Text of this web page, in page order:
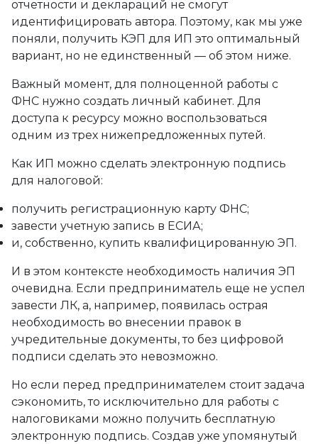
отчетности и деклараций не смогут
идентифицировать автора. Поэтому, как мы уже
поняли, получить КЭП для ИП это оптимальный
вариант, но не единственный — об этом ниже.
Важный момент, для полноценной работы с
ФНС нужно создать личный кабинет. Для
доступа к ресурсу можно воспользоваться
одним из трех нижепредложенных путей.
Как ИП можно сделать электронную подпись
для налоговой:
получить регистрационную карту ФНС;
завести учетную запись в ЕСИА;
и, собственно, купить квалифицированную ЭП.
И в этом контексте необходимость наличия ЭП
очевидна. Если предприниматель еще не успел
завести ЛК, а, например, появилась острая
необходимость во внесении правок в
учредительные документы, то без цифровой
подписи сделать это невозможно.
Но если перед предпринимателем стоит задача
сэкономить, то исключительно для работы с
налоговиками можно получить бесплатную
электронную подпись. Создав уже упомянутый